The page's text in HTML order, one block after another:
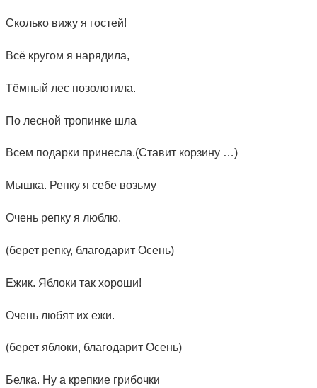
Сколько вижу я гостей!
Всё кругом я нарядила,
Тёмный лес позолотила.
По лесной тропинке шла
Всем подарки принесла.(Ставит корзину …)
Мышка. Репку я себе возьму
Очень репку я люблю.
(берет репку, благодарит Осень)
Ежик. Яблоки так хороши!
Очень любят их ежи.
(берет яблоки, благодарит Осень)
Белка. Ну а крепкие грибочки